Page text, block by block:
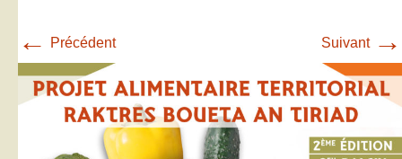
← Précédent Suivant →